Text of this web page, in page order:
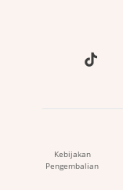
Kebijakan
Pengembalian